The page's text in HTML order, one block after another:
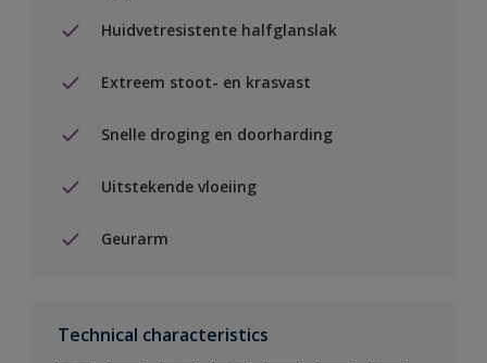
Huidvetresistente halfglanslak
Extreem stoot- en krasvast
Snelle droging en doorharding
Uitstekende vloeiing
Geurarm
Technical characteristics